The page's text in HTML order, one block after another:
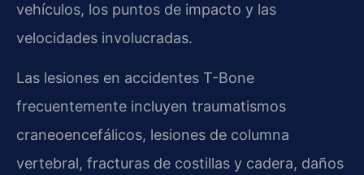
vehículos, los puntos de impacto y las
velocidades involucradas.
Las lesiones en accidentes T-Bone
frecuentemente incluyen traumatismos
craneoencefálicos, lesiones de columna
vertebral, fracturas de costillas y cadera, daños